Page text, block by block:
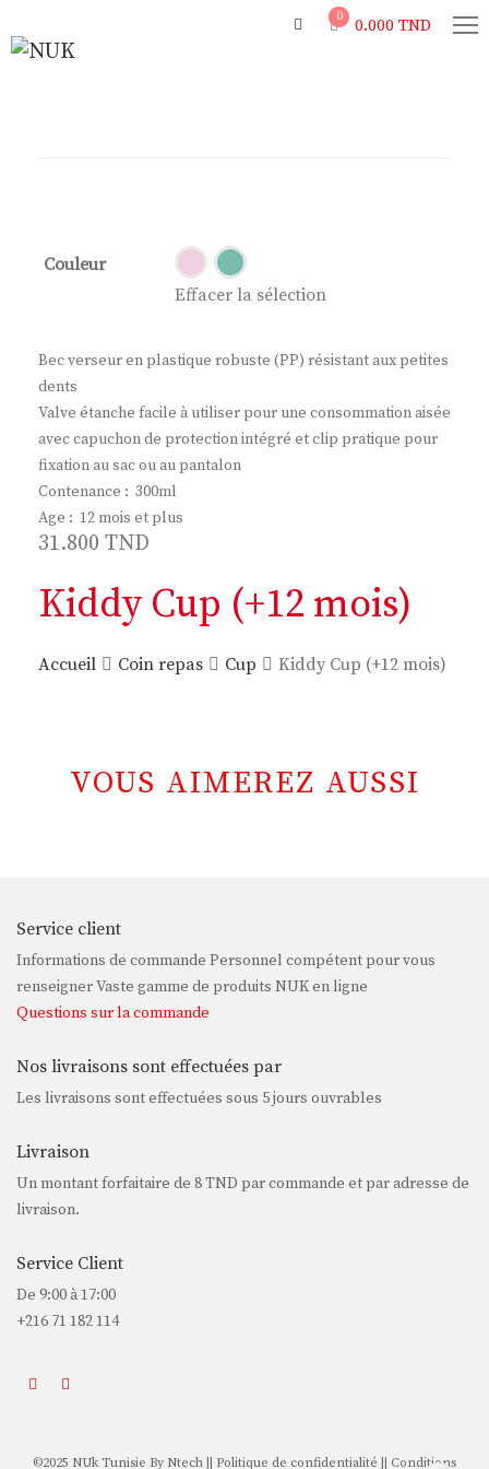
0 0.000 TND
Accueil Coin repas Cup Kiddy Cup (+12 mois)
Kiddy Cup (+12 mois)
31.800 TND
Bec verseur en plastique robuste (PP) résistant aux petites
dents
Valve étanche facile à utiliser pour une consommation aisée
avec capuchon de protection intégré et clip pratique pour
fixation au sac ou au pantalon
Contenance : 300ml
Age : 12 mois et plus
Couleur
Effacer la sélection
VOUS AIMEREZ AUSSI
Service client
Informations de commande Personnel compétent pour vous
renseigner Vaste gamme de produits NUK en ligne
Questions sur la commande
Nos livraisons sont effectuées par
Les livraisons sont effectuées sous 5 jours ouvrables
Livraison
Un montant forfaitaire de 8 TND par commande et par adresse de
livraison.
Service Client
De 9:00 à 17:00
+216 71 182 114
©2025 NUk Tunisie By Ntech Politique de confidentialité Conditions